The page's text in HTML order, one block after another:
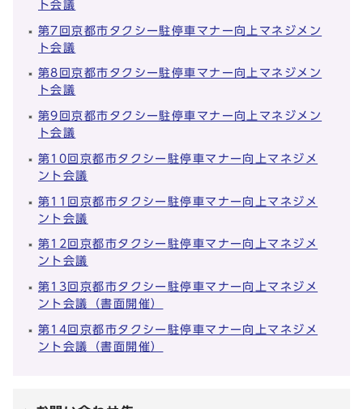
ト会議
第7回京都市タクシー駐停車マナー向上マネジメン
ト会議
第8回京都市タクシー駐停車マナー向上マネジメン
ト会議
第9回京都市タクシー駐停車マナー向上マネジメン
ト会議
第10回京都市タクシー駐停車マナー向上マネジメ
ント会議
第11回京都市タクシー駐停車マナー向上マネジメ
ント会議
第12回京都市タクシー駐停車マナー向上マネジメ
ント会議
第13回京都市タクシー駐停車マナー向上マネジメ
ント会議（書面開催）
第14回京都市タクシー駐停車マナー向上マネジメ
ント会議（書面開催）